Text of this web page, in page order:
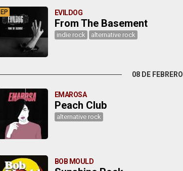
EP EVILDOG
From The Basement
indie rock alternative rock
08 DE FEBRERO
EMAROSA
Peach Club
alternative rock
BOB MOULD